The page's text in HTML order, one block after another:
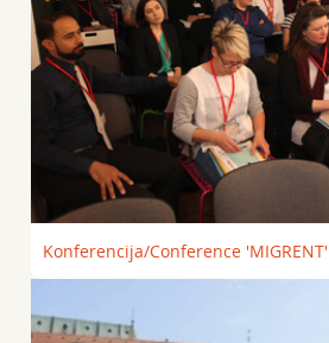
Konferencija/Conference 'MIGRENT'